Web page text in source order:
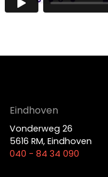
Eindhoven
Vonderweg 26
5616 RM, Eindhoven
040 - 84 34 090